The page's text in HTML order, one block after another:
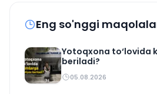
Eng so'nggi
Yotoqxona to‘lovida
beriladi?
05.08.2026